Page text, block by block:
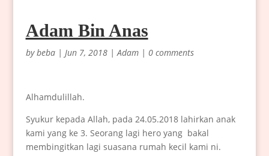
Adam Bin Anas
bybeba| Jun 7, 2018|Adam| 0 comments
Alhamdulillah.
Syukur kepada Allah, pada 24.05.2018 lahirkan anak
kami yang ke 3. Seorang lagi hero yang bakal
membingitkan lagi suasana rumah kecil kami ni.